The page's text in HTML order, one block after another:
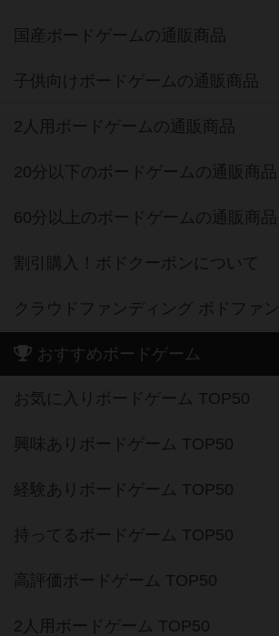
国産ボードゲームの通販商品
子供向けボードゲームの通販商品
2人用ボードゲームの通販商品
20分以下のボードゲームの通販商品
60分以上のボードゲームの通販商品
割引購入！ボドクーポンについて
クラウドファンディング ボドファン
おすすめボードゲーム
お気に入りボードゲーム TOP50
興味ありボードゲーム TOP50
経験ありボードゲーム TOP50
持ってるボードゲーム TOP50
高評価ボードゲーム TOP50
2人用ボードゲーム TOP50